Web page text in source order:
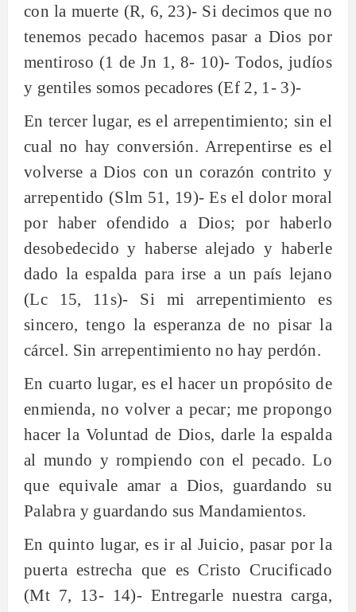
con la muerte (R, 6, 23)- Si decimos que no
tenemos pecado hacemos pasar a Dios por
mentiroso (1 de Jn 1, 8- 10)- Todos, judíos
y gentiles somos pecadores (Ef 2, 1- 3)-
En tercer lugar, es el arrepentimiento; sin el
cual no hay conversión. Arrepentirse es el
volverse a Dios con un corazón contrito y
arrepentido (Slm 51, 19)- Es el dolor moral
por haber ofendido a Dios; por haberlo
desobedecido y haberse alejado y haberle
dado la espalda para irse a un país lejano
(Lc 15, 11s)- Si mi arrepentimiento es
sincero, tengo la esperanza de no pisar la
cárcel. Sin arrepentimiento no hay perdón.
En cuarto lugar, es el hacer un propósito de
enmienda, no volver a pecar; me propongo
hacer la Voluntad de Dios, darle la espalda
al mundo y rompiendo con el pecado. Lo
que equivale amar a Dios, guardando su
Palabra y guardando sus Mandamientos.
En quinto lugar, es ir al Juicio, pasar por la
puerta estrecha que es Cristo Crucificado
(Mt 7, 13- 14)- Entregarle nuestra carga,